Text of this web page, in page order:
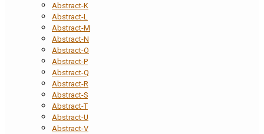
Abstract-K
Abstract-L
Abstract-M
Abstract-N
Abstract-O
Abstract-P
Abstract-Q
Abstract-R
Abstract-S
Abstract-T
Abstract-U
Abstract-V